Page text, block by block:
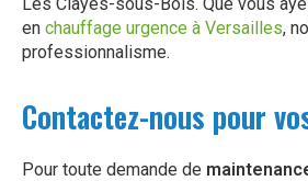
en chauffage urgence à Versailles,
professionnalisme.
Contactez-nous pour
Pour toute demande de